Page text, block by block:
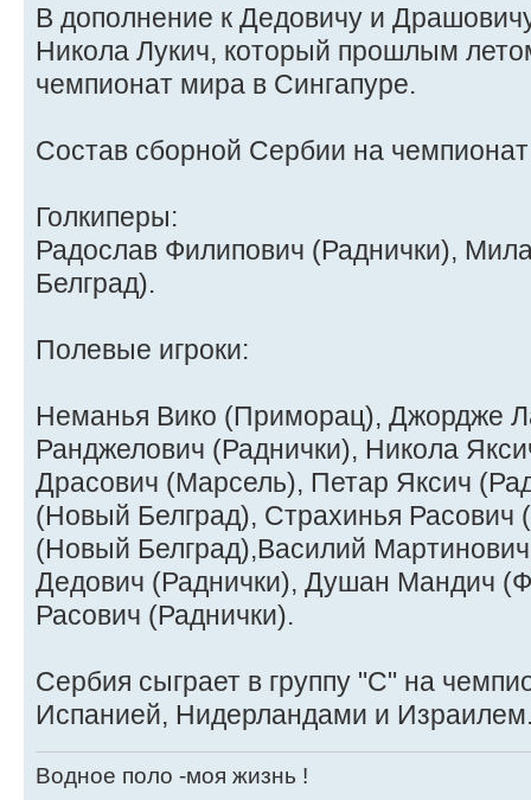
В дополнение к Дедовичу и
Никола Лукич, который прошлым
чемпионат мира в Сингапуре.
Состав сборной Сербии на
Голкиперы:
Радослав Филипович (Раднички),
Белград).
Полевые игроки:
Неманья Вико (Приморац), Джордже
Ранджелович (Раднички), Никола
Драсович (Марсель), Петар Яксич
(Новый Белград), Страхинья Расович
(Новый Белград),Василий
Дедович (Раднички), Душан Мандич
Расович (Раднички).
Сербия сыграет в группу "C" на
Испанией, Нидерландами и
Водное поло -моя жизнь !